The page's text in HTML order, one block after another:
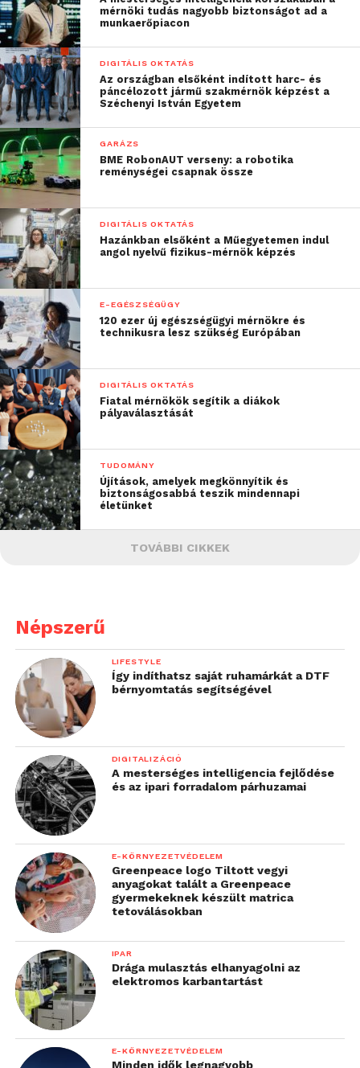
mérnöki tudás nagyobb biztonságot ad a
munkaerőpiacon
DIGITÁLIS OKTATÁS
Az országban elsőként indított harc- és
páncélozott jármű szakmérnök képzést a
Széchenyi István Egyetem
GARÁZS
BME RobonAUT verseny: a robotika
reménységei csapnak össze
DIGITÁLIS OKTATÁS
Hazánkban elsőként a Műegyetemen indul
angol nyelvű fizikus-mérnök képzés
E-EGÉSZSÉGÜGY
120 ezer új egészségügyi mérnökre és
technikusra lesz szükség Európában
DIGITÁLIS OKTATÁS
Fiatal mérnökök segítik a diákok
pályaválasztását
TUDOMÁNY
Újítások, amelyek megkönnyítik és
biztonságosabbá teszik mindennapi
életünket
TOVÁBBI CIKKEK
Népszerű
LIFESTYLE
Így indíthatsz saját ruhamárkát a DTF
bérnyomtatás segítségével
DIGITALIZÁCIÓ
A mesterséges intelligencia fejlődése
és az ipari forradalom párhuzamai
E-KÖRNYEZETVÉDELEM
Greenpeace logo Tiltott vegyi
anyagokat talált a Greenpeace
gyermekeknek készült matrica
tetoválásokban
IPAR
Drága mulasztás elhanyagolni az
elektromos karbantartást
E-KÖRNYEZETVÉDELEM
Minden idők legnagyobb